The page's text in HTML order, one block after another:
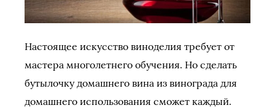
Настоящее искусство виноделия требует от
мастера многолетнего обучения. Но сделать
бутылочку домашнего вина из винограда для
домашнего использования сможет каждый.